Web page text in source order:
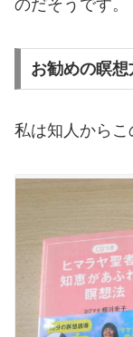
のだそうです。
お勧めの瞑想
私は知人からこ